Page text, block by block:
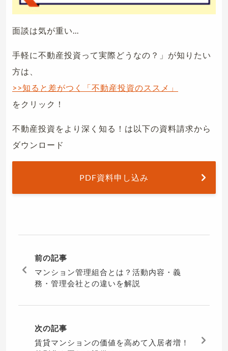
面談は気が重い...
手軽に不動産投資って実際どうなの？」が知りたい
方は、
>>知ると差がつく「不動産投資のススメ」
をクリック！
不動産投資をより深く知る！は以下の資料請求から
ダウンロード
PDF資料申し込み
前の記事
マンション管理組合とは？活動内容・義
務・管理会社との違いを解説
次の記事
賃貸マンションの価値を高めて入居者増！